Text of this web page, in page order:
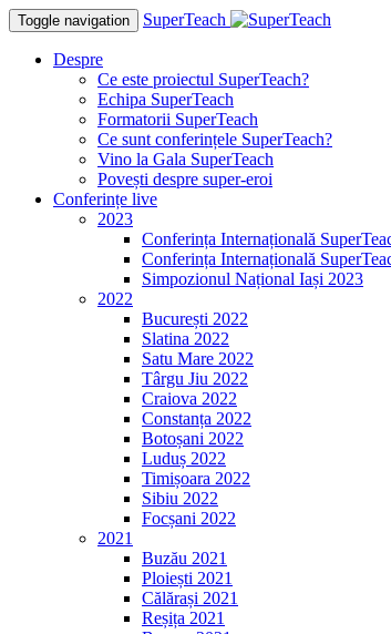
Toggle navigation SuperTeach
Despre
Ce este proiectul SuperTeach?
Echipa SuperTeach
Formatorii SuperTeach
Ce sunt conferințele SuperTeach?
Vino la Gala SuperTeach
Povești despre super-eroi
Conferințe live
2023
Conferința Internațională
Conferința Internațională
Simpozionul Național Iași 2023
2022
București 2022
Slatina 2022
Satu Mare 2022
Târgu Jiu 2022
Craiova 2022
Constanța 2022
Botoșani 2022
Luduș 2022
Timișoara 2022
Sibiu 2022
Focșani 2022
2021
Buzău 2021
Ploiești 2021
Călărași 2021
Reșița 2021